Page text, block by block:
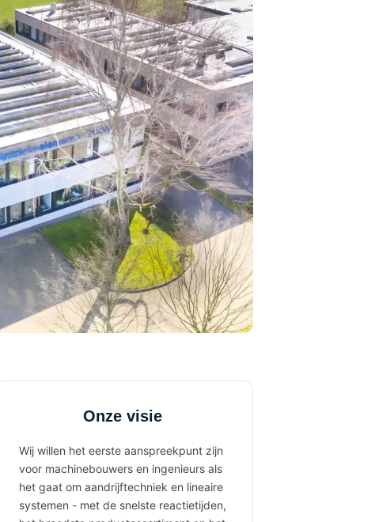
Onze visie
Wij willen het eerste aanspreekpunt zijn
voor machinebouwers en ingenieurs als
het gaat om aandrijftechniek en lineaire
systemen - met de snelste reactietijden,